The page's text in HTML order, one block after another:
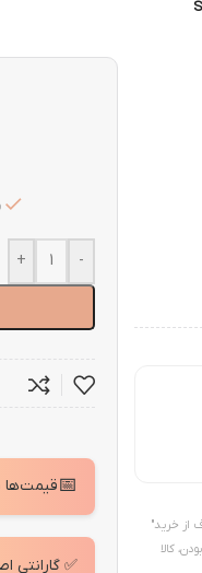
از خرید"
کالا
-
+
📅قیمت‌ها
✅ گارانتی